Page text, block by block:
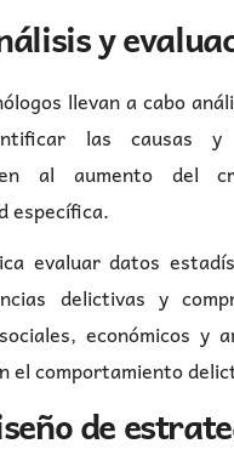
y
llevan a cabo
las causas y
al aumento del
específica.
evaluar datos
delictivas y
económicos y
el comportamiento
de